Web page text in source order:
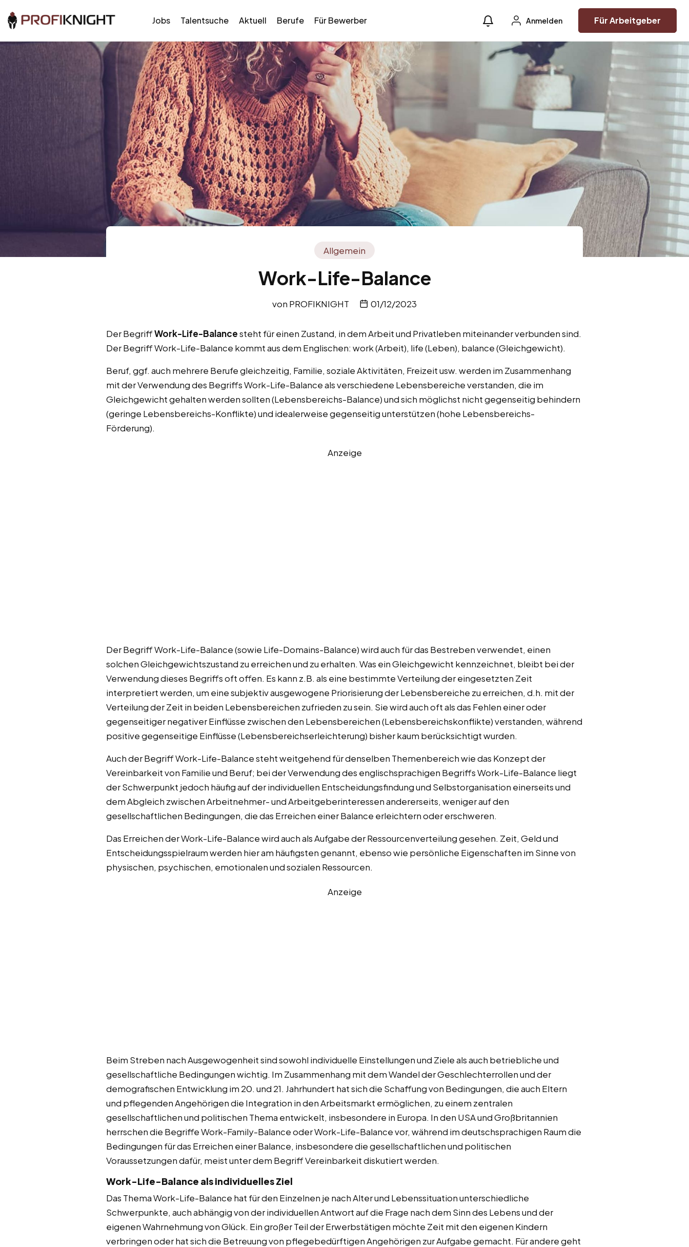
Jobs Talentsuche Aktuell Berufe Für Bewerber Anmelden Für Arbeitgeber
Allgemein
Work-Life-Balance
von PROFIKNIGHT 01/12/2023
Der BegriffWork-Life-Balancesteht für einen Zustand, in dem Arbeit und Privatleben miteinander verbunden sind.
Der Begriff Work-Life-Balance kommt aus dem Englischen: work (Arbeit), life (Leben), balance (Gleichgewicht).
Beruf, ggf. auch mehrere Berufe gleichzeitig, Familie, soziale Aktivitäten, Freizeit usw. werden im Zusammenhang
mit der Verwendung des Begriffs Work-Life-Balance als verschiedene Lebensbereiche verstanden, die im
Gleichgewicht gehalten werden sollten (Lebensbereichs-Balance) und sich möglichst nicht gegenseitig behindern
(geringe Lebensbereichs-Konflikte) und idealerweise gegenseitig unterstützen (hohe Lebensbereichs-
Förderung).
Anzeige
Der Begriff Work-Life-Balance (sowie Life-Domains-Balance) wird auch für das Bestreben verwendet, einen
solchen Gleichgewichtszustand zu erreichen und zu erhalten. Was ein Gleichgewicht kennzeichnet, bleibt bei der
Verwendung dieses Begriffs oft offen. Es kann z.B. als eine bestimmte Verteilung der eingesetzten Zeit
interpretiert werden, um eine subjektiv ausgewogene Priorisierung der Lebensbereiche zu erreichen, d.h. mit der
Verteilung der Zeit in beiden Lebensbereichen zufrieden zu sein. Sie wird auch oft als das Fehlen einer oder
gegenseitiger negativer Einflüsse zwischen den Lebensbereichen (Lebensbereichskonflikte) verstanden, während
positive gegenseitige Einflüsse (Lebensbereichserleichterung) bisher kaum berücksichtigt wurden.
Auch der Begriff Work-Life-Balance steht weitgehend für denselben Themenbereich wie das Konzept der
Vereinbarkeit von Familie und Beruf; bei der Verwendung des englischsprachigen Begriffs Work-Life-Balance liegt
der Schwerpunkt jedoch häufig auf der individuellen Entscheidungsfindung und Selbstorganisation einerseits und
dem Abgleich zwischen Arbeitnehmer- und Arbeitgeberinteressen andererseits, weniger auf den
gesellschaftlichen Bedingungen, die das Erreichen einer Balance erleichtern oder erschweren.
Das Erreichen der Work-Life-Balance wird auch als Aufgabe der Ressourcenverteilung gesehen. Zeit, Geld und
Entscheidungsspielraum werden hier am häufigsten genannt, ebenso wie persönliche Eigenschaften im Sinne von
physischen, psychischen, emotionalen und sozialen Ressourcen.
Anzeige
Beim Streben nach Ausgewogenheit sind sowohl individuelle Einstellungen und Ziele als auch betriebliche und
gesellschaftliche Bedingungen wichtig. Im Zusammenhang mit dem Wandel der Geschlechterrollen und der
demografischen Entwicklung im 20. und 21. Jahrhundert hat sich die Schaffung von Bedingungen, die auch Eltern
und pflegenden Angehörigen die Integration in den Arbeitsmarkt ermöglichen, zu einem zentralen
gesellschaftlichen und politischen Thema entwickelt, insbesondere in Europa. In den USA und Großbritannien
herrschen die Begriffe Work-Family-Balance oder Work-Life-Balance vor, während im deutschsprachigen Raum die
Bedingungen für das Erreichen einer Balance, insbesondere die gesellschaftlichen und politischen
Voraussetzungen dafür, meist unter dem Begriff Vereinbarkeit diskutiert werden.
Work-Life-Balance als individuelles Ziel
Das Thema Work-Life-Balance hat für den Einzelnen je nach Alter und Lebenssituation unterschiedliche
Schwerpunkte, auch abhängig von der individuellen Antwort auf die Frage nach dem Sinn des Lebens und der
eigenen Wahrnehmung von Glück. Ein großer Teil der Erwerbstätigen möchte Zeit mit den eigenen Kindern
verbringen oder hat sich die Betreuung von pflegebedürftigen Angehörigen zur Aufgabe gemacht. Für andere geht